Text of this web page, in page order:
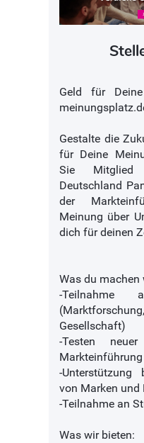
Geld für
Gestalte die
für Deine
Sie Mitglied
Deutschland
der
Meinung über
dich für deinen
Was du machen
-Teilnahme
Gesellschaft)
-Testen
Markteinführung
-Unterstützung
von Marken und
-Teilnahme an
Was wir bieten: